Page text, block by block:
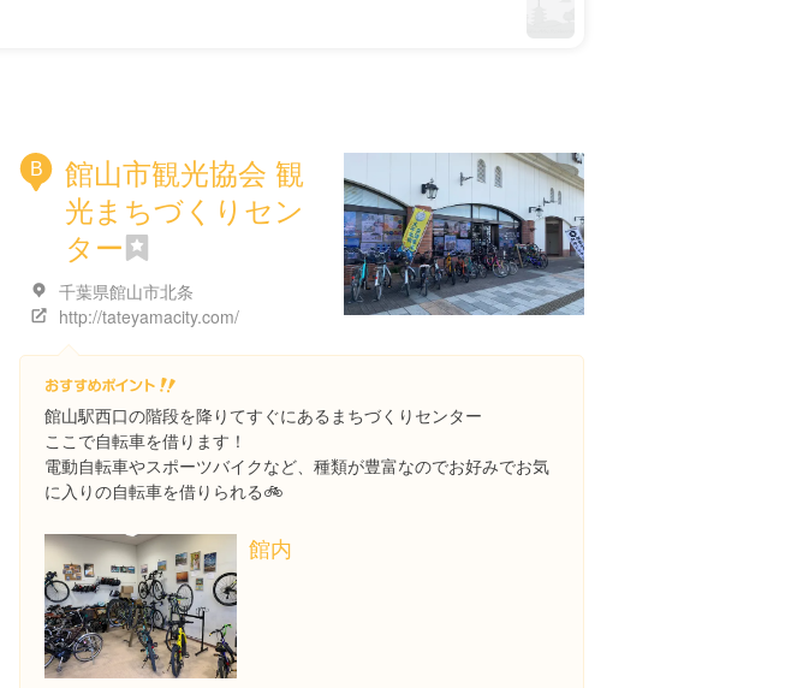
B
館山市観光協会 観
光まちづくりセン
ター
千葉県館山市北条
http://tateyamacity.com/
館山駅西口の階段を降りてすぐにあるまちづくりセンター
ここで自転車を借ります！
電動自転車やスポーツバイクなど、種類が豊富なのでお好みでお気
に入りの自転車を借りられる🚲
館内